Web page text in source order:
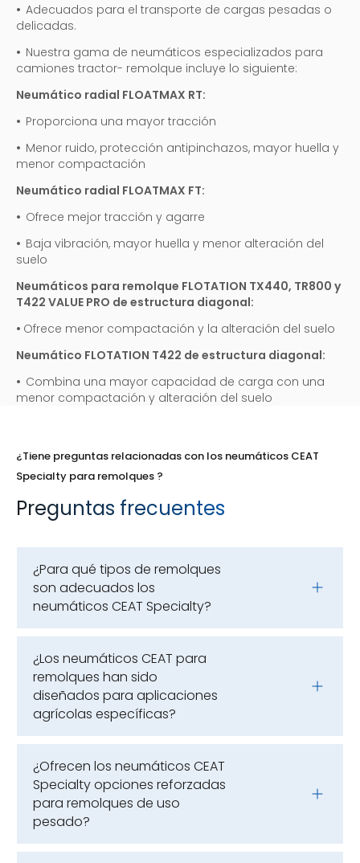
• Adecuados para el transporte de cargas pesadas o
delicadas.
• Nuestra gama de neumáticos especializados para
camiones tractor- remolque incluye lo siguiente:
Neumático radial FLOATMAX RT:
• Proporciona una mayor tracción
• Menor ruido, protección antipinchazos, mayor huella y
menor compactación
Neumático radial FLOATMAX FT:
• Ofrece mejor tracción y agarre
• Baja vibración, mayor huella y menor alteración del
suelo
Neumáticos para remolque FLOTATION TX440, TR800 y
T422 VALUE PRO de estructura diagonal:
• Ofrece menor compactación y la alteración del suelo
Neumático FLOTATION T422 de estructura diagonal:
• Combina una mayor capacidad de carga con una
menor compactación y alteración del suelo
¿Tiene preguntas relacionadas con los neumáticos CEAT
Specialty para remolques ?
Preguntas frecuentes
¿Para qué tipos de remolques
son adecuados los
neumáticos CEAT Specialty?
¿Los neumáticos CEAT para
remolques han sido
diseñados para aplicaciones
agrícolas específicas?
¿Ofrecen los neumáticos CEAT
Specialty opciones reforzadas
para remolques de uso
pesado?